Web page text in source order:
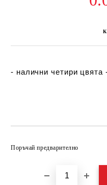
- налични четири
Поръчай предварително